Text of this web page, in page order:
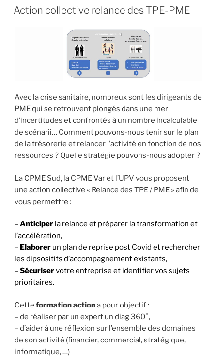
Action collective relance des TPE-PME
Avec la crise sanitaire, nombreux sont les dirigeants de
PME qui se retrouvent plongés dans une mer
d’incertitudes et confrontés à un nombre incalculable
de scénarii… Comment pouvons-nous tenir sur le plan
de la trésorerie et relancer l’activité en fonction de nos
ressources ? Quelle stratégie pouvons-nous adopter ?
La CPME Sud, la CPME Var et l’UPV vous proposent
une action collective « Relance des TPE / PME » afin de
vous permettre :
–Anticiper la relance et préparer la transformation et
l’accélération,
– Elaborer un plan de reprise post Covid et rechercher
les dipsositifs d’accompagnement existants,
–Sécuriservotre entreprise et identifier vos sujets
prioritaires.
Cette formation actiona pour objectif :
– de réaliser par un expert un diag 360°,
– d’aider à une réflexion sur l’ensemble des domaines
de son activité (financier, commercial, stratégique,
informatique, …)